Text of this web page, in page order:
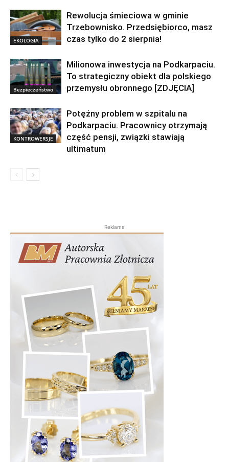
EKOLOGIA
Rewolucja śmieciowa w gminie
Trzebownisko. Przedsiębiorco, masz
czas tylko do 2 sierpnia!
Bezpieczeństwo
Milionowa inwestycja na Podkarpaciu.
To strategiczny obiekt dla polskiego
przemysłu obronnego [ZDJĘCIA]
KONTROWERSJE
Potężny problem w szpitalu na
Podkarpaciu. Pracownicy otrzymają
część pensji, związki stawiają
ultimatum
Reklama